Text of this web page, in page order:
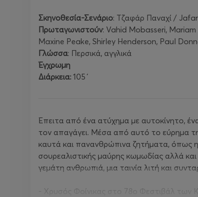
Σκηνοθεσία-Σενάριο: Τζαφάρ Παναχί /
Πρωταγωνιστούν: Vahid Mobasseri,
Maxine Peake, Shirley Henderson, Paul
Γλώσσα: Περσικά, αγγλικά
Έγχρωμη
Διάρκεια: 105΄
Έπειτα από ένα ατύχημα με αυτοκίνητο,
τον απαγάγει. Μέσα από αυτό το εύρημα
καυτά και πανανθρώπινα ζητήματα, όπως η
σουρεαλιστικής μαύρης κωμωδίας αλλά
γεμάτη ανθρωπιά, μια ταινία λιτή και
- Χρυσός Φοίνικας στο 78ο Φεστιβάλ των